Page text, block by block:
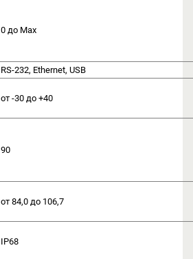
0 до Мах
RS-232, Ethernet, USB
от -30 до +40
90
от 84,0 до 106,7
IP68